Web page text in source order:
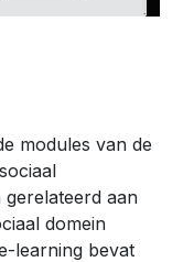
modules van de
gerelateerd aan
domein
learning bevat